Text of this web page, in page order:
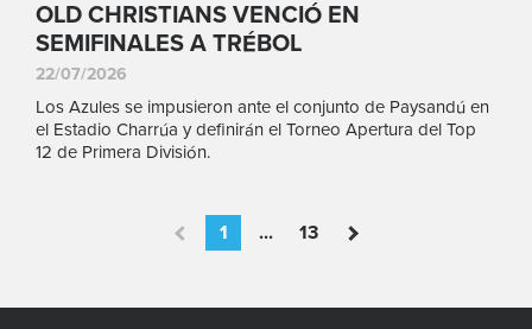
OLD CHRISTIANS VENCIÓ EN
SEMIFINALES A TRÉBOL
22/07/2026
Los Azules se impusieron ante el conjunto de Paysandú en
el Estadio Charrúa y definirán el Torneo Apertura del Top
12 de Primera División.
1 ... 13